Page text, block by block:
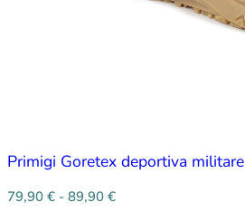
Primigi Goretex deportiva militare
79,90 € - 89,90 €